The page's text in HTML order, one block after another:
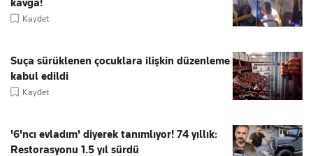
kavga!
Kaydet
Suça sürüklenen çocuklara ilişkin düzenleme
kabul edildi
Kaydet
'6'ncı evladım' diyerek tanımlıyor! 74 yıllık:
Restorasyonu 1.5 yıl sürdü